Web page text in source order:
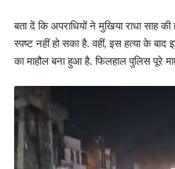
बता दें कि अपराधियों ने मुखिया राधा साह
स्पष्ट नहीं हो सका है. वहीं, इस हत्या के
का माहौल बना हुआ है. फिलहाल पुलिस पूरे